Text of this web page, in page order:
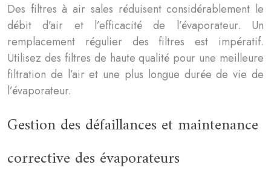
Des filtres à air sales réduisent considérablement le
débit d’air et l’efficacité de l’évaporateur. Un
remplacement régulier des filtres est impératif.
Utilisez des filtres de haute qualité pour une meilleure
filtration de l’air et une plus longue durée de vie de
l’évaporateur.
Gestion des défaillances et maintenance
corrective des évaporateurs